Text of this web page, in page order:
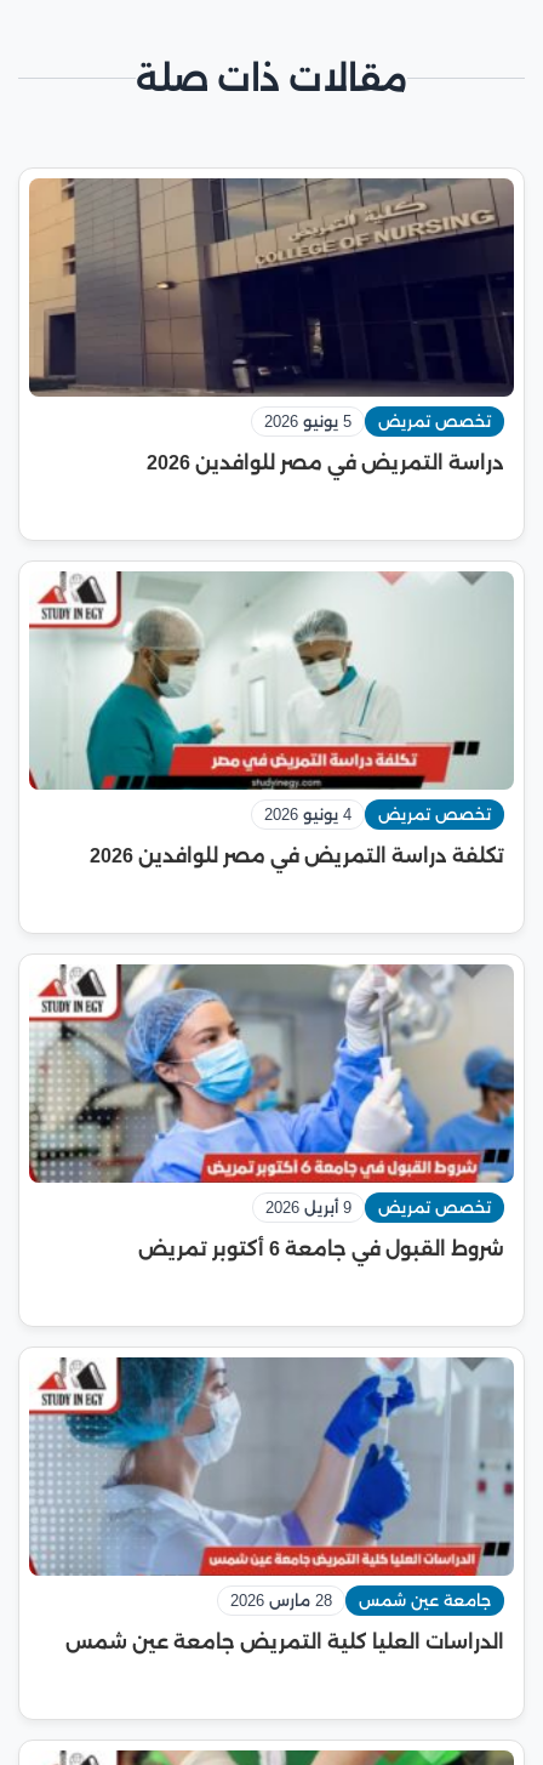
مقالات ذات صلة
تخصص تمريض 5 يونيو 2026
دراسة التمريض في مصر للوافدين 2026
تخصص تمريض 4 يونيو 2026
تكلفة دراسة التمريض في مصر للوافدين 2026
تخصص تمريض 9 أبريل 2026
شروط القبول في جامعة 6 أكتوبر تمريض
جامعة عين شمس 28 مارس 2026
الدراسات العليا كلية التمريض جامعة عين شمس